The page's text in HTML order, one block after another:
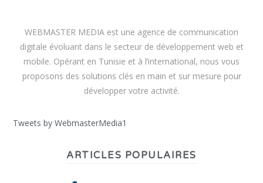
WEBMASTER MEDIA est une agence de communication
digitale évoluant dans le secteur de développement web et
mobile. Opérant en Tunisie et à l’international, nous vous
proposons des solutions clés en main et sur mesure pour
développer votre activité.
Tweets by WebmasterMedia1
ARTICLES POPULAIRES